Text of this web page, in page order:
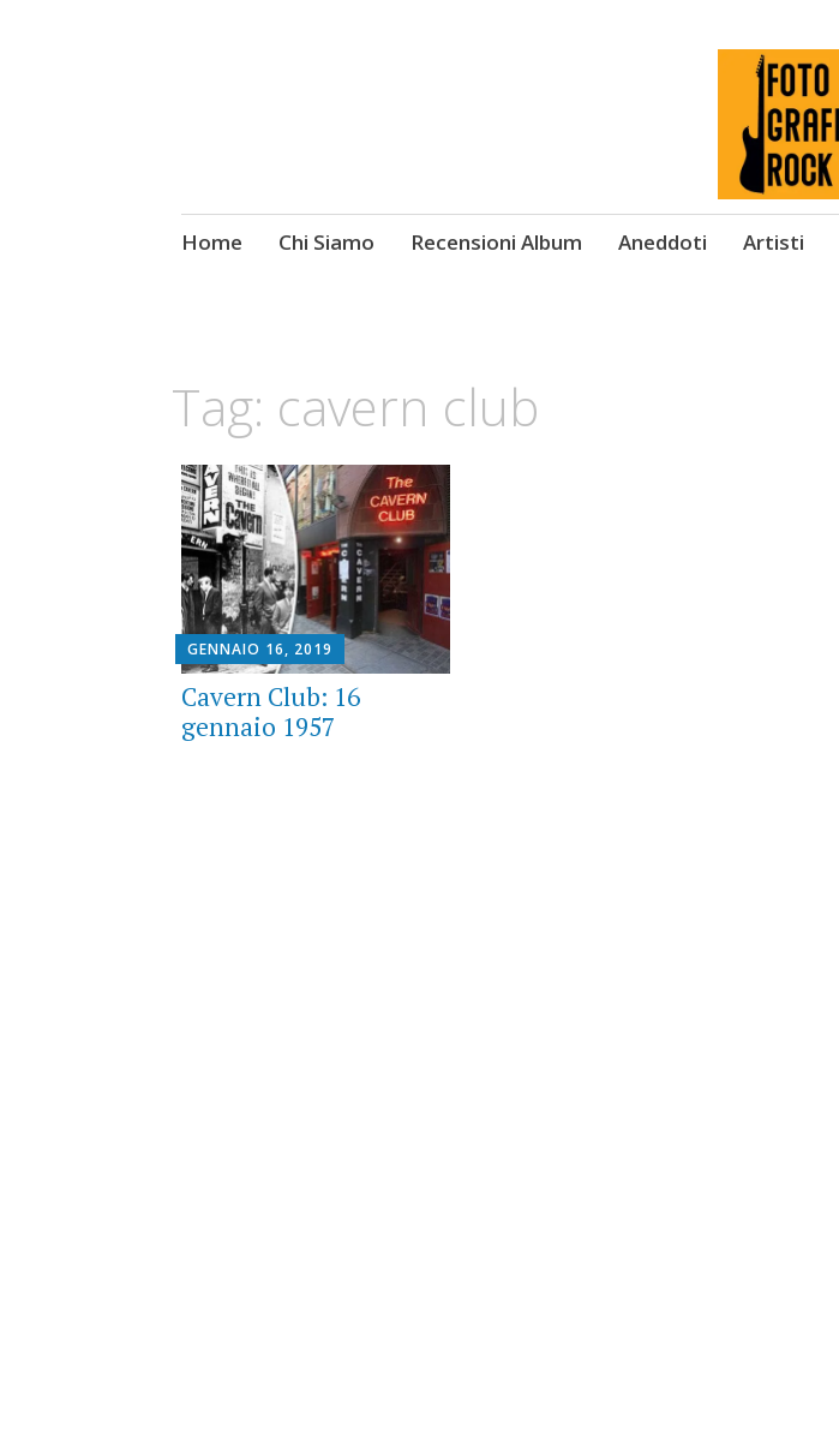
Skip
Home Chi Siamo Recensioni Album Aneddoti Artisti
Tag: cavern club
GENNAIO 16, 2019
Cavern Club: 16
gennaio 1957